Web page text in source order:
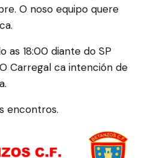
O noso equipo quere
as 18:00 diante do SP
Carregal ca intención de
encontros.